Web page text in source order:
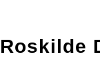
Roskilde